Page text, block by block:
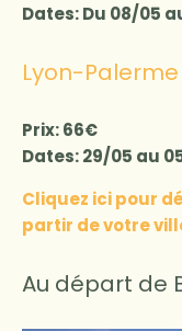
Dates: Du 08/05
Lyon-Palerme
Prix: 66€
Dates: 29/05 au
Cliquez ici pour
partir de votre
Au départ de